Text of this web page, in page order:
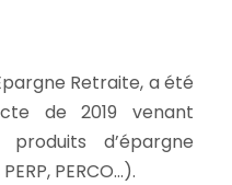
Retraite, a été
de 2019 venant
d’épargne
PERCO…).